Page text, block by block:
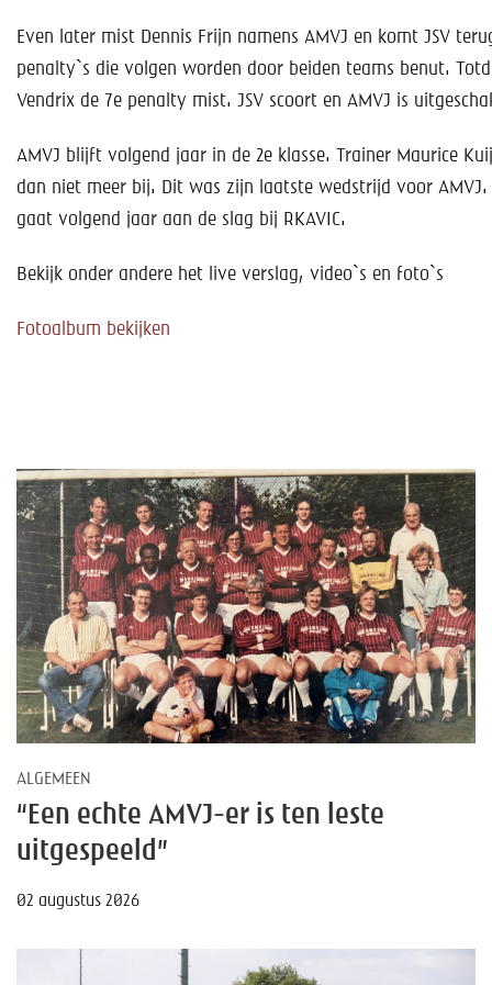
Even later mist Dennis Frijn namens AMVJ en komt JSV
penalty`s die volgen worden door beiden teams benut.
Vendrix de 7e penalty mist. JSV scoort en AMVJ is
AMVJ blijft volgend jaar in de 2e klasse. Trainer Maurice
dan niet meer bij. Dit was zijn laatste wedstrijd voor AMVJ.
gaat volgend jaar aan de slag bij RKAVIC.
Bekijk onder andere het live verslag, video`s en foto`s
Fotoalbum bekijken
ALGEMEEN
“Een echte AMVJ-er is ten leste
uitgespeeld”
02 augustus 2026